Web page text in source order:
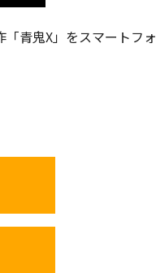
青鬼X」をスマートフォ